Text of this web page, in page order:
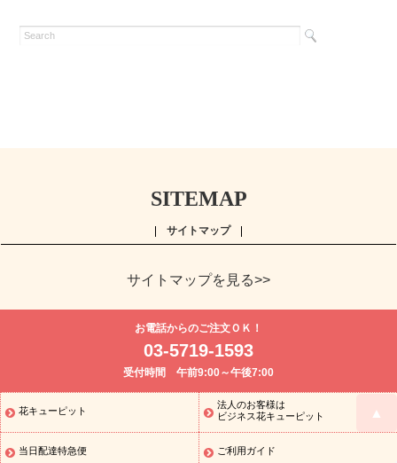
SITEMAP
サイトマップ
サイトマップを見る>>
お祝い 誕生日フラワーギフト特集
お供え・お悔やみの花
四十九日法要以降に贈る花
通夜・葬儀に贈る花
胡蝶蘭・花鉢 プリザーブドフラワー
のイベント
ひまわり ギフト・プレゼント特集
お盆 花（新盆・初
盆）
季節のイベント お盆 花（新盆・初盆）
お盆 花（新盆・
初盆）
お盆・お供え 花とセットギフト
お盆・お供え プリザーブ
ドフラワー
ひまわり ギフト・プレゼント特集
お電話からのご注文ＯＫ！
03-5719-1593
受付時間 午前9:00～午後7:00
花キューピット
法人のお客様は
ビジネス花キューピット
当日配達特急便 ご利用ガイド
▲